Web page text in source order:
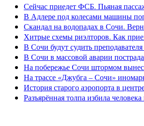
Сейчас приедет ФСБ. Пьяная
В Адлере под колесами машины
Скандал на водопадах в Сочи.
Хитрые схемы риэлторов. Как
В Сочи будут судить
В Сочи в массовой аварии
На побережье Сочи штормом
На трассе «Джубга – Сочи»
История старого аэропорта в
Разъярённая толпа избила